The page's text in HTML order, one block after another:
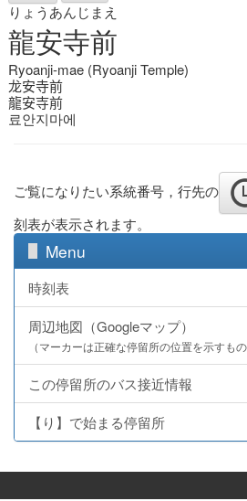
りょうあんじまえ
龍安寺前
Ryoanji-mae (Ryoanji Temple)
龙安寺前
龍安寺前
료안지마에
ご覧になりたい系統番号，行先の
刻表が表示されます。
Menu
時刻表
周辺地図（Googleマップ）
（マーカーは正確な停留所の位置を示すも
この停留所のバス接近情報
【り】で始まる停留所